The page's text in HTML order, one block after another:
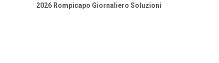
2026 Rompicapo Giornaliero Soluzioni